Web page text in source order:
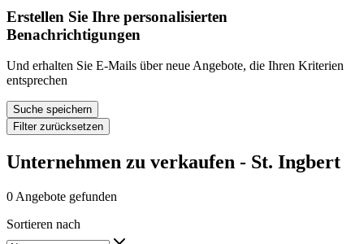
Erstellen Sie Ihre personalisierten
Benachrichtigungen
Und erhalten Sie E-Mails über neue Angebote, die Ihren Kriterien
entsprechen
Suche speichern
Filter zurücksetzen
Unternehmen zu verkaufen - St. Ingbert
0 Angebote gefunden
Sortieren nach